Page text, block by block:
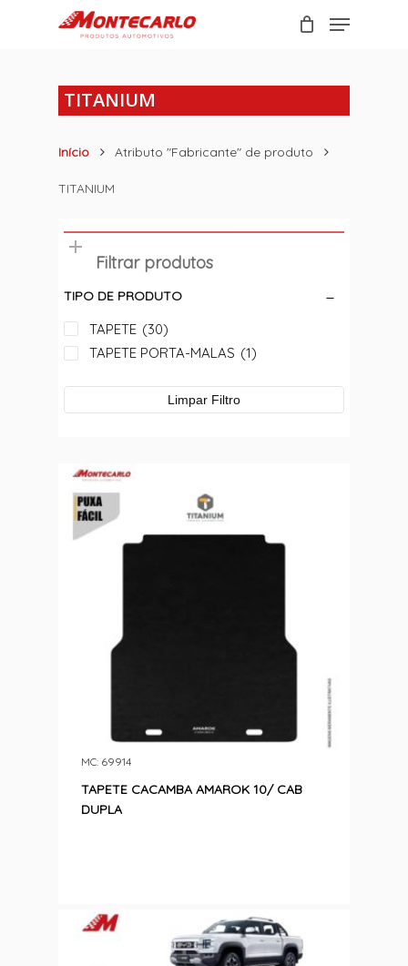
Menu
Carrinho
TITANIUM
Início Atributo "Fabricante" de produto
TITANIUM
Filtrar produtos
TIPO DE PRODUTO
TAPETE (30)
TAPETE PORTA-MALAS (1)
Limpar Filtro
TAPETE CACAMBA AMAROK 10/ CAB
DUPLA
MC: 69914